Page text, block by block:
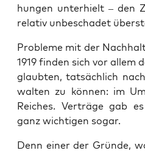
hun­gen unter­hielt – den
rela­tiv unbe­scha­det
Pro­ble­me mit der
1919 fin­den sich vor allem
glaub­ten, tat­säch­lich
wal­ten zu kön­nen: im
Rei­ches. Ver­trä­ge gab
ganz wich­ti­gen sogar.
Denn einer der Grün­de,